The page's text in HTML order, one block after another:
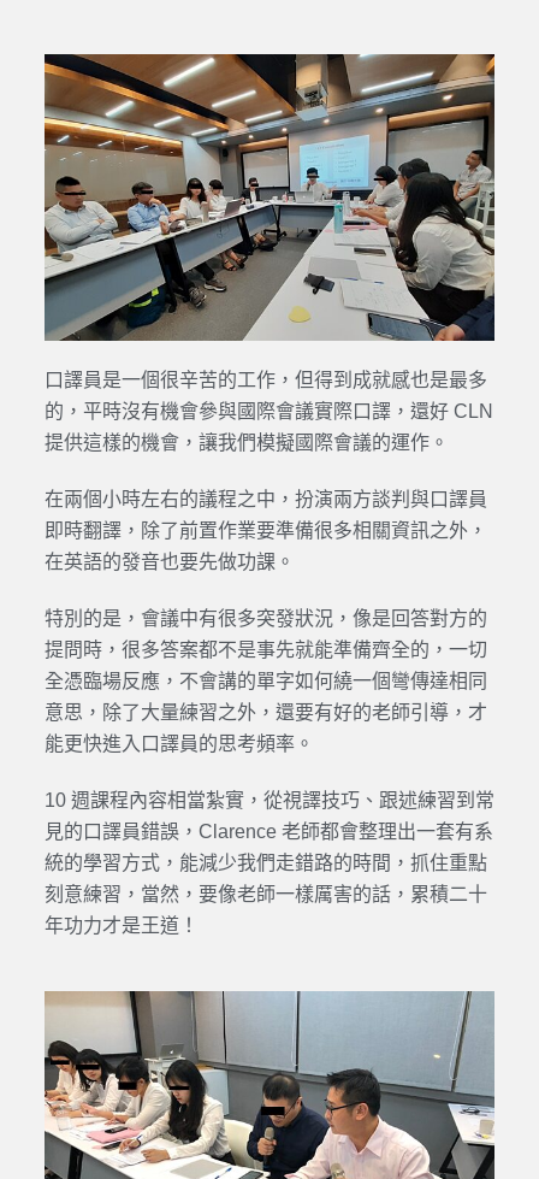
口譯員是一個很辛苦的工作，但得到成就感也是最多
的，平時沒有機會參與國際會議實際口譯，還好 CLN
提供這樣的機會，讓我們模擬國際會議的運作。
在兩個小時左右的議程之中，扮演兩方談判與口譯員
即時翻譯，除了前置作業要準備很多相關資訊之外，
在英語的發音也要先做功課。
特別的是，會議中有很多突發狀況，像是回答對方的
提問時，很多答案都不是事先就能準備齊全的，一切
全憑臨場反應，不會講的單字如何繞一個彎傳達相同
意思，除了大量練習之外，還要有好的老師引導，才
能更快進入口譯員的思考頻率。
10 週課程內容相當紮實，從視譯技巧、跟述練習到常
見的口譯員錯誤，Clarence 老師都會整理出一套有系
統的學習方式，能減少我們走錯路的時間，抓住重點
刻意練習，當然，要像老師一樣厲害的話，累積二十
年功力才是王道！